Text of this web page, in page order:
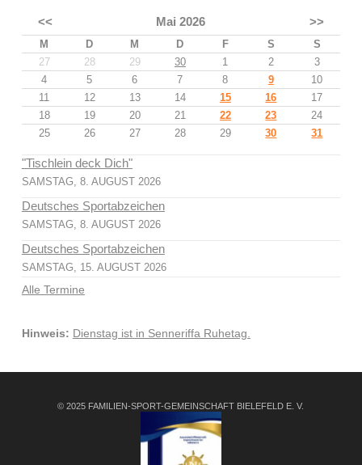
<< Mai 2026 >>
M D M D F S
S
27
28 29 30 1 2
3
4
5 6 7 8 9
10
11
12 13 14 15 16
17
18
19 20 21 22 23
24
25
26 27 28 29 30 31
"Tischlein deck Dich"
SAMSTAG, 8. AUGUST 2026
Deutsches Sportabzeichen
SAMSTAG, 8. AUGUST 2026
Deutsches Sportabzeichen
SAMSTAG, 15. AUGUST 2026
Alle Termine
Hinweis: Dienstag ist in Senneriffa Ruhetag.
© 2025 FAMILIEN-SPORT-GEMEINSCHAFT BIELEFELD E. V.